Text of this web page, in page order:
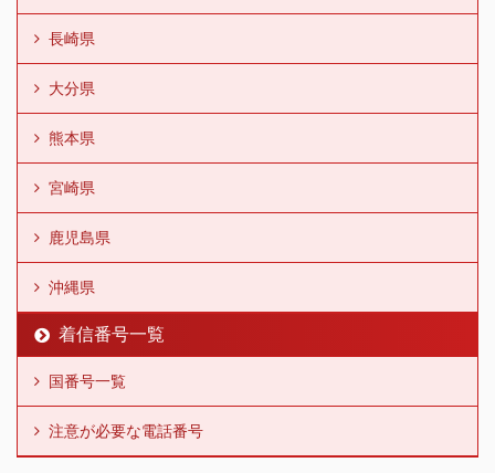
長崎県
大分県
熊本県
宮崎県
鹿児島県
沖縄県
着信番号一覧
国番号一覧
注意が必要な電話番号